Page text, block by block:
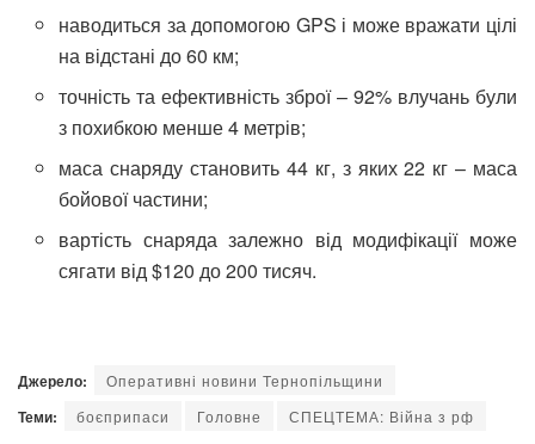
наводиться за допомогою GPS і може вражати цілі
на відстані до 60 км;
точність та ефективність зброї – 92% влучань були
з похибкою менше 4 метрів;
маса снаряду становить 44 кг, з яких 22 кг – маса
бойової частини;
вартість снаряда залежно від модифікації може
сягати від $120 до 200 тисяч.
Джерело: Оперативні новини Тернопільщини
Теми: боєприпаси Головне СПЕЦТЕМА: Війна з рф